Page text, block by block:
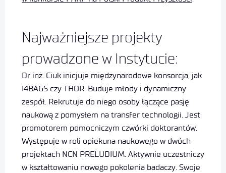
Najważniejsze projekty
prowadzone w Instytucie:
Dr inż. Ciuk inicjuje międzynarodowe konsorcja, jak
I4BAGS czy THOR. Buduje młody i dynamiczny
zespół. Rekrutuje do niego osoby łączące pasję
naukową z pomysłem na transfer technologii. Jest
promotorem pomocniczym czwórki doktorantów.
Występuje w roli opiekuna naukowego w dwóch
projektach NCN PRELUDIUM. Aktywnie uczestniczy
w kształtowaniu nowego pokolenia badaczy. Swoje